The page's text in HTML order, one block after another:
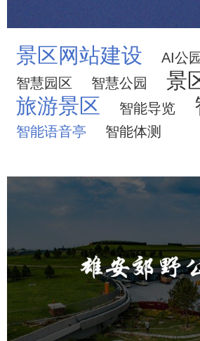
景区网站建设 AI公
智慧园区
智慧公园 景
旅游景区 智能导览
智能语音亭 智能体测
公园 AI人工智能
智能照明系统
智能